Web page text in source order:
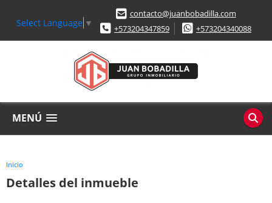
Select Language ▼
contacto@juanbobadilla.com
+573204347859
+573204340088
MENÚ
Inicio
Detalles del inmueble